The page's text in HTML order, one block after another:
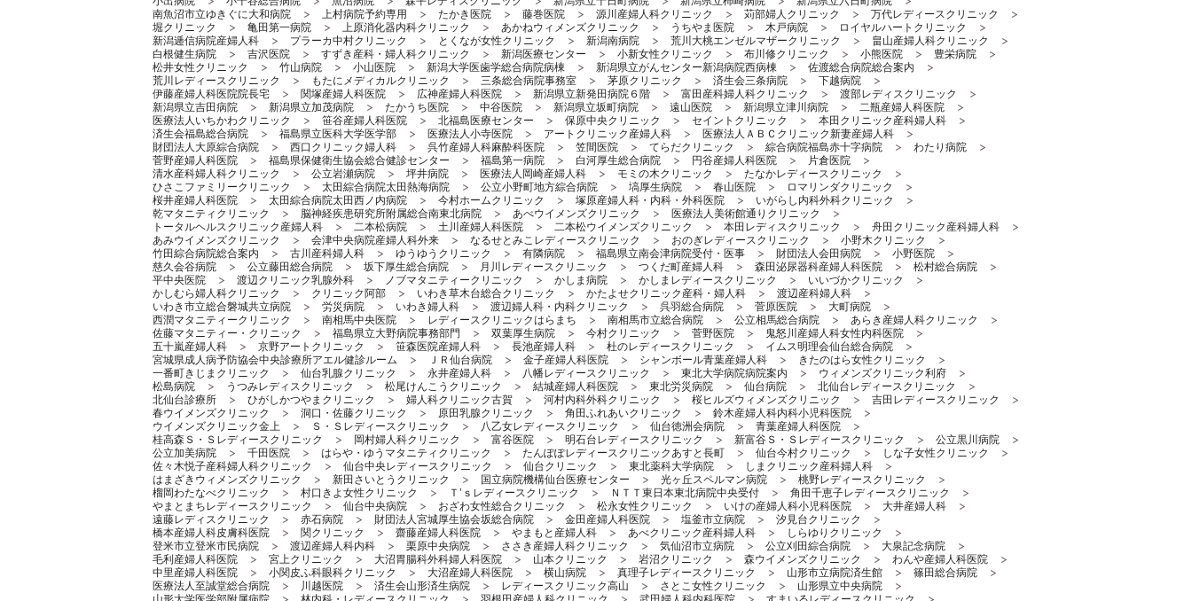
南魚沼市立ゆきぐに大和病院
上村病院予約専用 たかき医院 藤巻医院 源川産婦人科クリニック 苅部婦人クリニック
万代レディースクリニック
堀クリニック
亀田第一病院 上原消化器内科クリニック あかねウィメンズクリニック うちやま医院 木戸病院
ロイヤルハートクリニック
新潟逓信病院産婦人科
プラーカ中村クリニック とくなが女性クリニック 新潟南病院 荒川大桃エンゼルマザークリニック
畠山産婦人科クリニック
白根健生病院
吉沢医院 すずき産科・婦人科クリニック 新潟医療センター 小新女性クリニック 布川修クリニック 小熊医院
豊栄病院
松井女性クリニック
竹山病院 小山医院 新潟大学医歯学総合病院病棟 新潟県立がんセンター新潟病院西病棟
佐渡総合病院総合案内
荒川レディースクリニック
もたにメディカルクリニック 三条総合病院事務室 茅原クリニック 済生会三条病院
下越病院
伊藤産婦人科医院院長宅
関塚産婦人科医院 広神産婦人科医院 新潟県立新発田病院６階 富田産科婦人科クリニック
渡部レディスクリニック
新潟県立吉田病院
新潟県立加茂病院 たかうち医院 中谷医院 新潟県立坂町病院 遠山医院 新潟県立津川病院
二瓶産婦人科医院
医療法人いちかわクリニック
笹谷産婦人科医院 北福島医療センター 保原中央クリニック セイントクリニック
本田クリニック産科婦人科
済生会福島総合病院
福島県立医科大学医学部 医療法人小寺医院 アートクリニック産婦人科
医療法人ＡＢＣクリニック新妻産婦人科
財団法人大原綜合病院
西口クリニック婦人科 呉竹産婦人科麻酔科医院 笠間医院 てらだクリニック 綜合病院福島赤十字病院
わたり病院
菅野産婦人科医院
福島県保健衛生協会総合健診センター 福島第一病院 白河厚生総合病院 円谷産婦人科医院
片倉医院
清水産科婦人科クリニック
公立岩瀬病院 坪井病院 医療法人岡崎産婦人科 モミの木クリニック
たなかレディースクリニック
ひさこファミリークリニック
太田綜合病院太田熱海病院 公立小野町地方綜合病院 塙厚生病院 春山医院
ロマリンダクリニック
桜井産婦人科医院
太田綜合病院太田西ノ内病院 今村ホームクリニック 塚原産婦人科・内科・外科医院
いがらし内科外科クリニック
乾マタニティクリニック
脳神経疾患研究所附属総合南東北病院 あべウイメンズクリニック
医療法人美術館通りクリニック
トータルヘルスクリニック産婦人科
二本松病院 土川産婦人科医院 二本松ウイメンズクリニック 本田レディスクリニック
舟田クリニック産科婦人科
あみウイメンズクリニック
会津中央病院産婦人科外来 なるせとみこレディースクリニック おのぎレディースクリニック
小野木クリニック
竹田綜合病院総合案内
古川産科婦人科 ゆうゆうクリニック 有隣病院 福島県立南会津病院受付・医事 財団法人会田病院
小野医院
慈久会谷病院
公立藤田総合病院 坂下厚生総合病院 月川レディースクリニック つくだ町産婦人科 森田泌尿器科産婦人科医院
松村総合病院
平中央医院
渡辺クリニック乳腺外科 ノブマタニティークリニック かしま病院 かしまレディースクリニック
いいづかクリニック
かしむら婦人科クリニック
クリニック阿部 いわき草木台総合クリニック かたよせクリニック産科・婦人科
渡辺産科婦人科
いわき市立総合磐城共立病院
労災病院 いわき婦人科 渡辺婦人科・内科クリニック 呉羽総合病院 菅原医院
大町病院
西潤マタニティークリニック
南相馬中央医院 レディースクリニックはらまち 南相馬市立総合病院 公立相馬総合病院
あらき産婦人科クリニック
佐藤マタニティー・クリニック
福島県立大野病院事務部門 双葉厚生病院 今村クリニック 菅野医院
鬼怒川産婦人科女性内科医院
五十嵐産婦人科
京野アートクリニック 笹森医院産婦人科 長池産婦人科 杜のレディースクリニック
イムス明理会仙台総合病院
宮城県成人病予防協会中央診療所アエル健診ルーム
ＪＲ仙台病院 金子産婦人科医院 シャンボール青葉産婦人科
きたのはら女性クリニック
一番町きじまクリニック
仙台乳腺クリニック 永井産婦人科 八幡レディースクリニック 東北大学病院病院案内
ウィメンズクリニック利府
松島病院
うつみレディスクリニック 松尾けんこうクリニック 結城産婦人科医院 東北労災病院 仙台病院
北仙台レディースクリニック
北仙台診療所
ひがしかつやまクリニック 婦人科クリニック古賀 河村内科外科クリニック 桜ヒルズウィメンズクリニック
吉田レディースクリニック
春ウイメンズクリニック
洞口・佐藤クリニック 原田乳腺クリニック 角田ふれあいクリニック
鈴木産婦人科内科小児科医院
ウイメンズクリニック金上
Ｓ・Ｓレディースクリニック 八乙女レディースクリニック 仙台徳洲会病院
青葉産婦人科医院
桂高森Ｓ・Ｓレディースクリニック
岡村婦人科クリニック 富谷医院 明石台レディースクリニック 新富谷Ｓ・Ｓレディースクリニック
公立黒川病院
公立加美病院
千田医院 はらや・ゆうマタニティクリニック たんぽぽレディースクリニックあすと長町 仙台今村クリニック
しな子女性クリニック
佐々木悦子産科婦人科クリニック
仙台中央レディースクリニック 仙台クリニック 東北薬科大学病院
しまクリニック産科婦人科
はまざきウィメンズクリニック
新田さいとうクリニック 国立病院機構仙台医療センター 光ヶ丘スペルマン病院
桃野レディースクリニック
榴岡わたなべクリニック
村口きよ女性クリニック Ｔ’ｓレディースクリニック ＮＴＴ東日本東北病院中央受付
角田千恵子レディースクリニック
やまとまちレディースクリニック
仙台中央病院 おざわ女性総合クリニック 松永女性クリニック いけの産婦人科小児科医院
大井産婦人科
遠藤レディスクリニック
赤石病院 財団法人宮城厚生協会坂総合病院 金田産婦人科医院 塩釜市立病院
汐見台クリニック
橋本産婦人科皮膚科医院
関クリニック 齋藤産婦人科医院 やまもと産婦人科 あべクリニック産科婦人科
しらゆりクリニック
登米市立登米市民病院
渡辺産婦人科内科 栗原中央病院 ささき産婦人科クリニック 気仙沼市立病院 公立刈田綜合病院
大泉記念病院
毛利産婦人科医院
宮上クリニック 大沼胃腸科外科婦人科医院 山本クリニック 岩沼クリニック 森ウイメンズクリニック
わんや産婦人科医院
中里産婦人科医院
小関皮ふ科眼科クリニック 大沼産婦人科医院 横山病院 真理子レディースクリニック 山形市立病院済生館
篠田総合病院
医療法人至誠堂総合病院
川越医院 済生会山形済生病院 レディースクリニック高山 さとこ女性クリニック
山形県立中央病院